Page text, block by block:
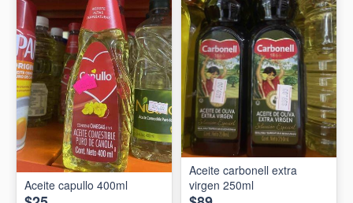
Aceite capullo 400ml
Aceite carbonell extra
virgen 250ml